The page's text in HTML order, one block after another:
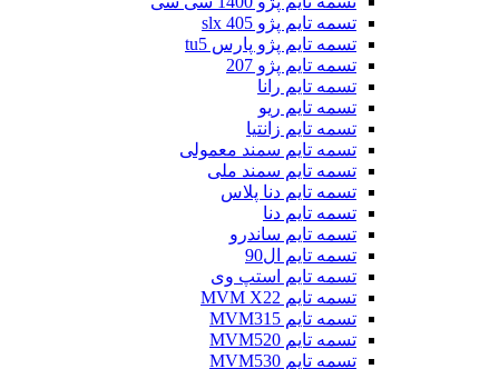
تسمه تایم پژو slx 405
تسمه تایم پژو پارس tu5
تسمه تایم پژو 207
تسمه تایم رانا
تسمه تایم ریو
تسمه تایم زانتیا
تسمه تایم سمند معمولی
تسمه تایم سمند ملی
تسمه تایم دنا پلاس
تسمه تایم دنا
تسمه تایم ساندرو
تسمه تایم ال90
تسمه تایم استپ وی
تسمه تایم MVM X22
تسمه تایم MVM315
تسمه تایم MVM520
تسمه تایم MVM530